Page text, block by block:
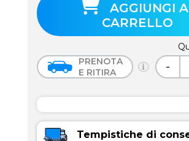
AGGIUNGI
CARRELLO
PRENOTA
E RITIRA
-
Tempistiche di